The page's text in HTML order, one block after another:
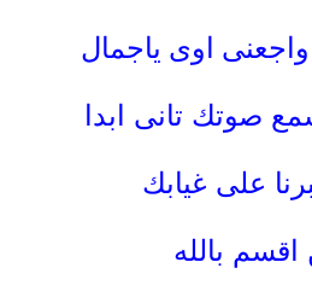
اوى ياجمال
صوتك تانى ابدا
على غيابك
اقسم بالله